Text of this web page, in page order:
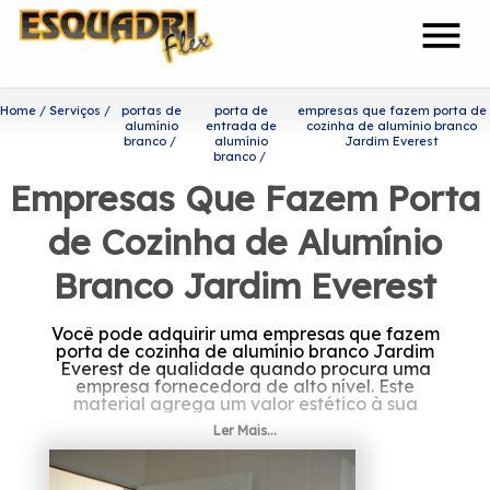
menu
Home Serviços
portas de
alumínio
branco
porta de
entrada de
alumínio
branco
empresas que fazem porta de
cozinha de alumínio branco
Jardim Everest
Empresas Que Fazem Porta
de Cozinha de Alumínio
Branco Jardim Everest
Você pode adquirir uma empresas que fazem
porta de cozinha de alumínio branco Jardim
Everest de qualidade quando procura uma
empresa fornecedora de alto nível. Este
material agrega um valor estético à sua
residência.
Encontre mais informações
Ler Mais...